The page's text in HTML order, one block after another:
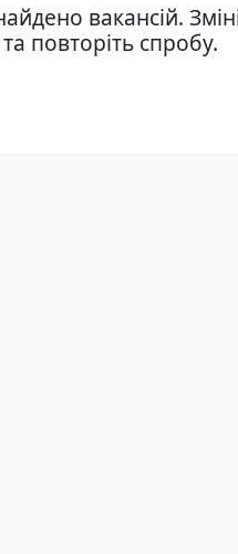
вакансій.
повторіть спробу.